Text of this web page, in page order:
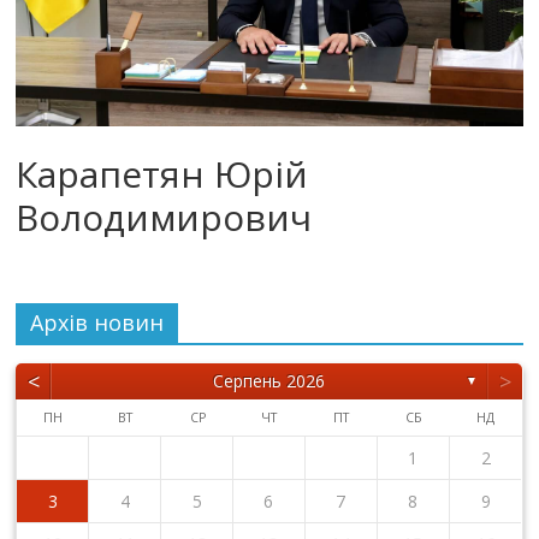
Карапетян Юрій
Володимирович
Архiв новин
< Серпень 2026 ▼ >
ПН ВТ СР ЧТ ПТ СБ НД
1
2
3
4 5 6 7 8
9